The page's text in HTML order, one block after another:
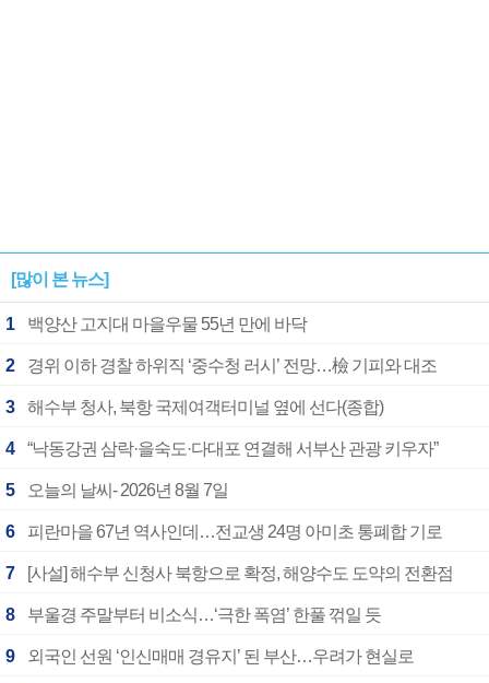
[많이 본 뉴스]
1 백양산 고지대 마을우물 55년 만에 바닥
2 경위 이하 경찰 하위직 ‘중수청 러시’ 전망…檢 기피와 대조
3 해수부 청사, 북항 국제여객터미널 옆에 선다(종합)
4 “낙동강권 삼락·을숙도·다대포 연결해 서부산 관광 키우자”
5 오늘의 날씨- 2026년 8월 7일
6 피란마을 67년 역사인데…전교생 24명 아미초 통폐합 기로
7 [사설] 해수부 신청사 북항으로 확정, 해양수도 도약의 전환점
8 부울경 주말부터 비소식…‘극한 폭염’ 한풀 꺾일 듯
9 외국인 선원 ‘인신매매 경유지’ 된 부산…우려가 현실로